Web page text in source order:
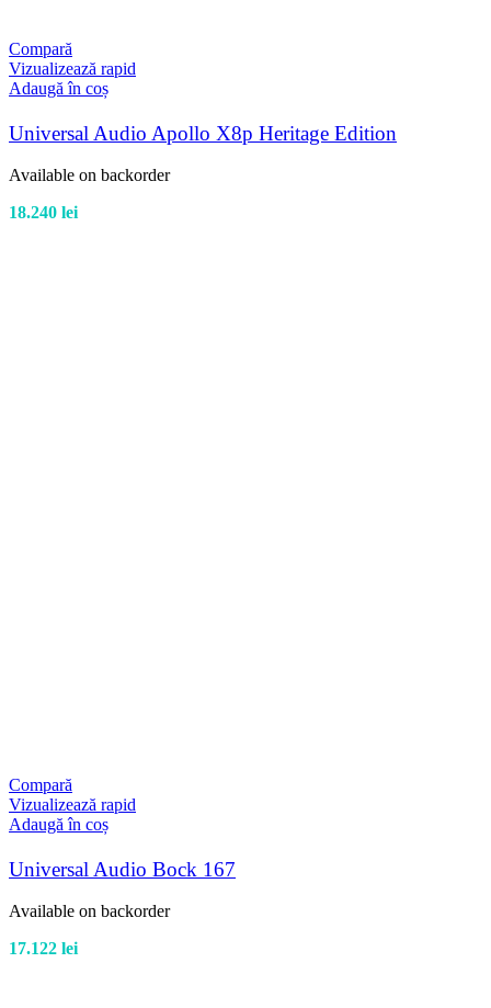
Compară
Vizualizează rapid
Adaugă în coș
Universal Audio Apollo X8p Heritage Edition
Available on backorder
18.240 lei
Compară
Vizualizează rapid
Adaugă în coș
Universal Audio Bock 167
Available on backorder
17.122 lei